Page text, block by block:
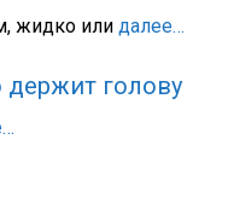
жидко илидалее…
держит голову